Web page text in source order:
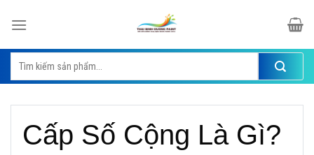
Tìm
kiếm:
Cấp Số Cộng Là Gì?